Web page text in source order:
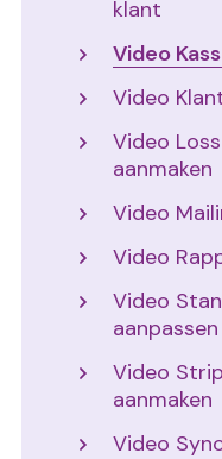
klant
Video
Video
Video
aanmaken
Video
Video
Video
aanpassen
Video
aanmaken
Video